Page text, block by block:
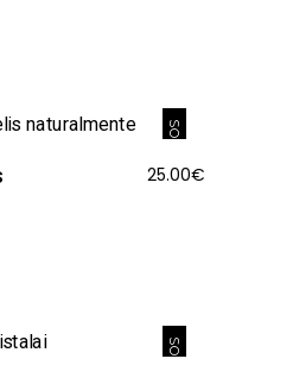
SOLD
25.00€
SOLD